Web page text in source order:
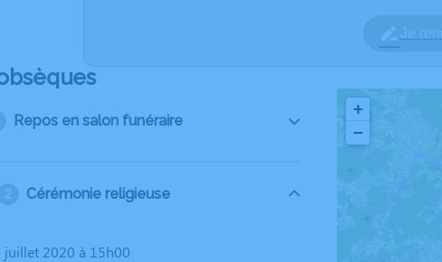
Repos en salon funéraire
Cérémonie religieuse
juillet 2020 à 15h00
+
−